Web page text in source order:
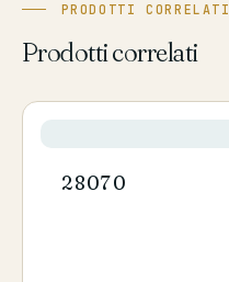
PRODOTTI CORRELATI
Prodotti correlati
28070